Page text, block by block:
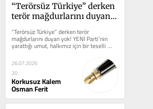
“Terörsüz Türkiye” derken
terör mağdurlarını duyan
“Terörsüz Türkiye” derken terör
mağdurlarını duyan yok! YENİ Parti’nin
yarattığı umut, halkımız için bir teselli
oldu. Ülkede...
26.07.2026
20
Korkusuz Kalem
Osman Ferit